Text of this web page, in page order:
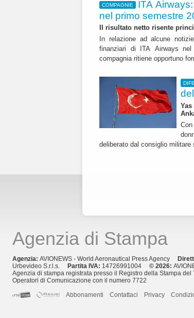
COMPAGNIE
ITA
nel primo semestre
Il risultato netto risente
In relazione ad alcune
finanziari di ITA Airways
compagnia ritiene opportuno
deliberato dal consiglio militare
Agenzia di Stampa
Agenzia: AVIONEWS - World Aeronautical Press Agency
Urbevideo S.r.l.s. Partita IVA: 14726991004 © 2026:
Agenzia di stampa registrata presso il Registro della Stampa
Operatori di Comunicazione con il numero 7722
Abbonamenti
Contattaci Privacy